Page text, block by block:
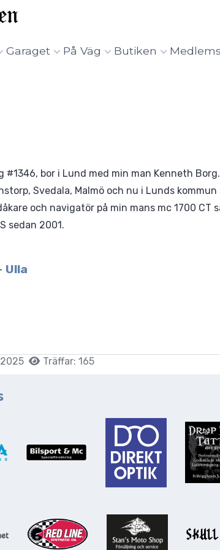
Garaget På Väg Butiken
#1346, bor i Lund med min man Kenneth
Svedala, Malmö och nu i Lunds
och navigatör på min mans mc 1700 CT
sedan 2001.
Ulla
Träffar: 165